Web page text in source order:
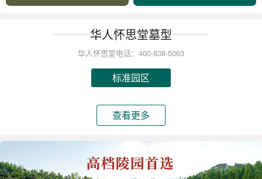
华人怀思堂墓型
华人怀思堂电话：400-838-5063
标准园区
查看更多